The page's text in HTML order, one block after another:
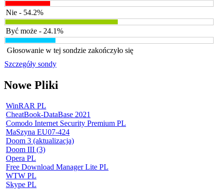
Nie - 54.2%
Być może - 24.1%
Głosowanie w tej sondzie zakończyło się
Szczegóły sondy
Nowe Pliki
WinRAR PL
CheatBook-DataBase 2021
Comodo Internet Security Premium PL
MaSzyna EU07-424
Doom 3 (aktualizacja)
Doom III (3)
Opera PL
Free Download Manager Lite PL
WTW PL
Skype PL